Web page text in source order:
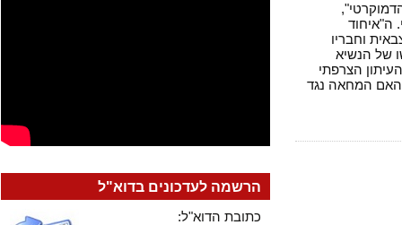
וחבריו
הנשיא
העיתון הצרפתי
המחאה נגד
הרשמה לעדכונים בדוא"ל
כתובת הדוא"ל: